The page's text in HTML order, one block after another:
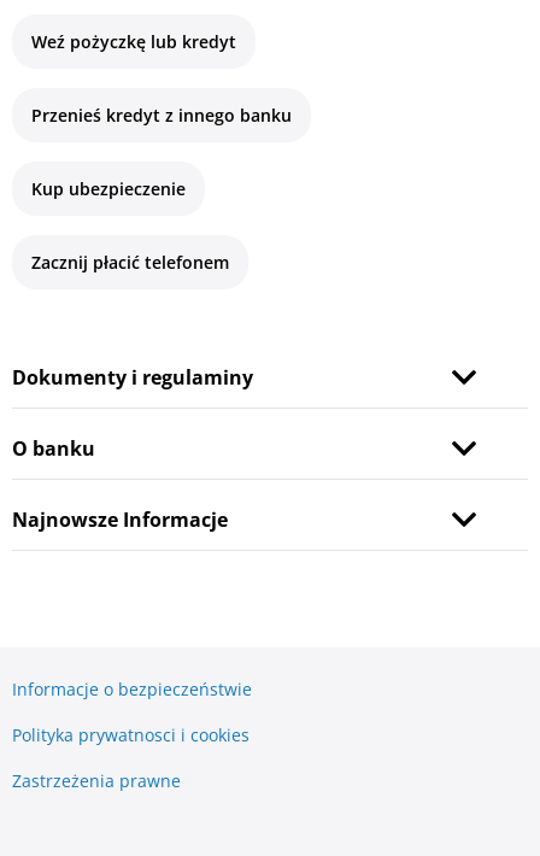
Weź pożyczkę lub kredyt
Przenieś kredyt z innego banku
Kup ubezpieczenie
Zacznij płacić telefonem
Dokumenty i regulaminy
O banku
Najnowsze Informacje
Informacje o bezpieczeństwie
Polityka prywatnosci i cookies
Zastrzeżenia prawne